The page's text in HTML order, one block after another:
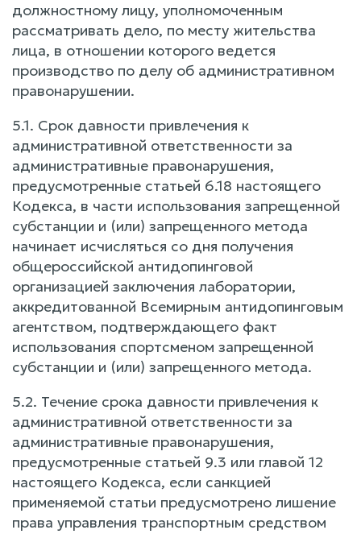
должностному лицу, уполномоченным
рассматривать дело, по месту жительства
лица, в отношении которого ведется
производство по делу об административном
правонарушении.
5.1. Срок давности привлечения к
административной ответственности за
административные правонарушения,
предусмотренные статьей 6.18 настоящего
Кодекса, в части использования запрещенной
субстанции и (или) запрещенного метода
начинает исчисляться со дня получения
общероссийской антидопинговой
организацией заключения лаборатории,
аккредитованной Всемирным антидопинговым
агентством, подтверждающего факт
использования спортсменом запрещенной
субстанции и (или) запрещенного метода.
5.2. Течение срока давности привлечения к
административной ответственности за
административные правонарушения,
предусмотренные статьей 9.3 или главой 12
настоящего Кодекса, если санкцией
применяемой статьи предусмотрено лишение
права управления транспортным средством